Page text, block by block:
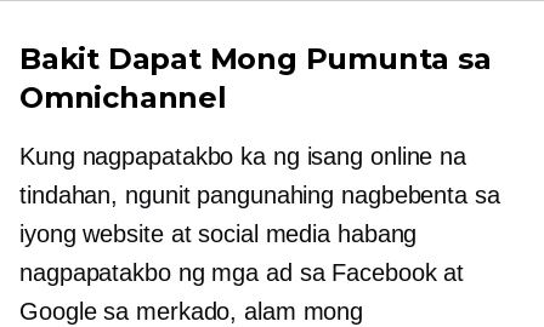
Bakit Dapat Mong Pumunta sa
Omnichannel
Kung nagpapatakbo ka ng isang online na
tindahan, ngunit pangunahing nagbebenta sa
iyong website at social media habang
nagpapatakbo ng mga ad sa Facebook at
Google sa merkado, alam mong